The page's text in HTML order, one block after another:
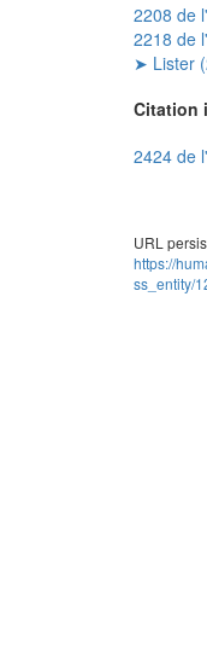
2208 de
2218 de
➤ Lister
Citation
2424 de
URL
https://
ss_entity/